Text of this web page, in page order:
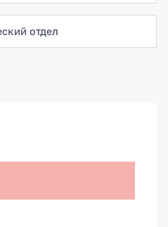
отдел